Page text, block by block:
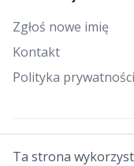
Zgłoś nowe imię
Kontakt
Polityka prywatności
© 2025 Falcon
Ta strona